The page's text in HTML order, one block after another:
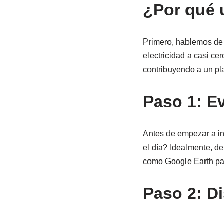
¿Por qué
Primero, hablemos
electricidad a casi
contribuyendo a un
Paso 1:
Antes de empezar a
el día? Idealmente,
como Google Earth
Paso 2: